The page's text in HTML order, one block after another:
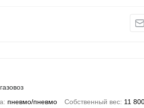
пневмо/пневмо Собственный вес 11